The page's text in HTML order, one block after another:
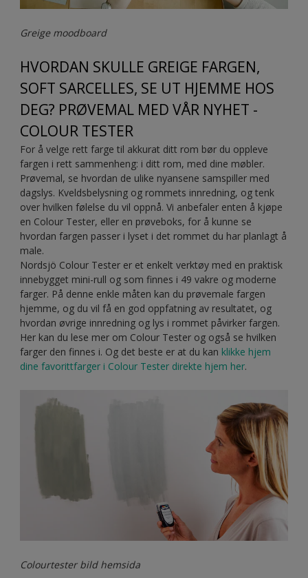
Greige moodboard
HVORDAN SKULLE GREIGE FARGEN,
SOFT SARCELLES, SE UT HJEMME HOS
DEG? PRØVEMAL MED VÅR NYHET -
COLOUR TESTER
For å velge rett farge til akkurat ditt rom bør du oppleve
fargen i rett sammenheng: i ditt rom, med dine møbler.
Prøvemal, se hvordan de ulike nyansene samspiller med
dagslys. Kveldsbelysning og rommets innredning, og tenk
over hvilken følelse du vil oppnå. Vi anbefaler enten å kjøpe
en Colour Tester, eller en prøveboks, for å kunne se
hvordan fargen passer i lyset i det rommet du har planlagt å
male.
Nordsjö Colour Tester er et enkelt verktøy med en praktisk
innebygget mini-rull og som finnes i 49 vakre og moderne
farger. På denne enkle måten kan du prøvemale fargen
hjemme, og du vil få en god oppfatning av resultatet, og
hvordan øvrige innredning og lys i rommet påvirker fargen.
Her kan du lese mer om Colour Tester og også se hvilken
farger den finnes i. Og det beste er at du kan klikke hjem
dine favorittfarger i Colour Tester direkte hjem her.
Colourtester bild hemsida